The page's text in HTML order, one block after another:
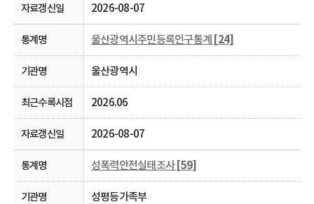
2026-08-07
울산광역시주민등록인구통계 [24]
울산광역시
2026.06
2026-08-07
성폭력안전실태조사 [59]
성평등가족부